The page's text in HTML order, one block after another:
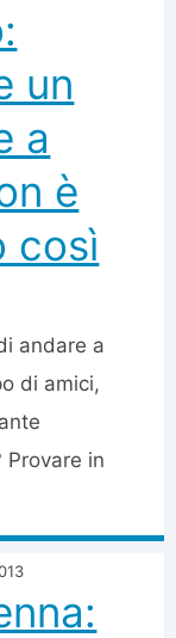
un
a
è
così
andare a
di amici,
Provare in